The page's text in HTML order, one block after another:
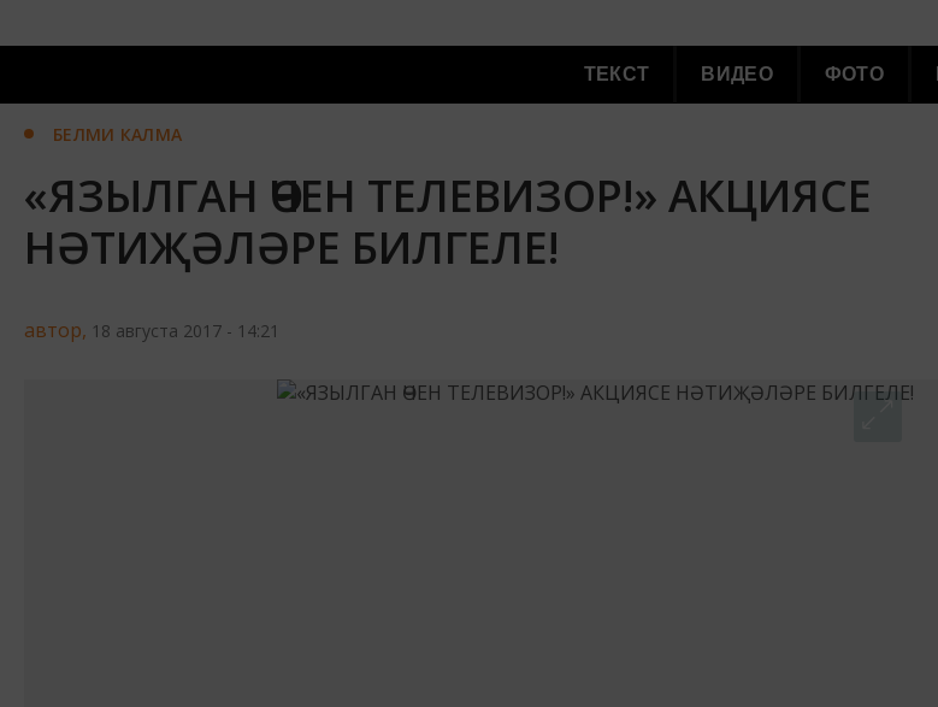
ТЕКСТ ВИДЕО ФОТО
БЕЛМИ КАЛМА
«ЯЗЫЛГАН ӨЧЕН ТЕЛЕВИЗОР!» АКЦИЯСЕ
НӘТИҖӘЛӘРЕ БИЛГЕЛЕ!
автор, 18 августа 2017 - 14:21